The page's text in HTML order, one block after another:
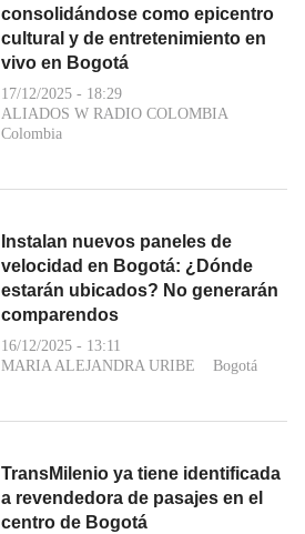
consolidándose como epicentro
cultural y de entretenimiento en
vivo en Bogotá
17/12/2025 - 18:29
ALIADOS W RADIO COLOMBIA
Colombia
Instalan nuevos paneles de
velocidad en Bogotá: ¿Dónde
estarán ubicados? No generarán
comparendos
16/12/2025 - 13:11
MARIA ALEJANDRA URIBE
Bogotá
TransMilenio ya tiene identificada
a revendedora de pasajes en el
centro de Bogotá